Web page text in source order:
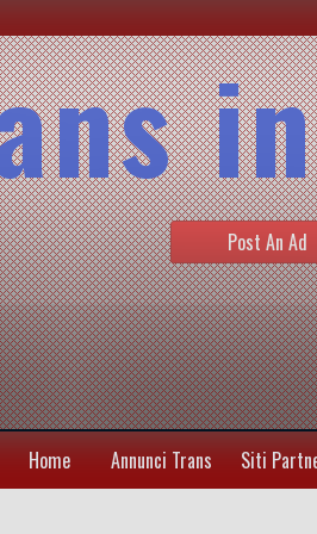
Post An Ad
Home Annunci Trans Siti